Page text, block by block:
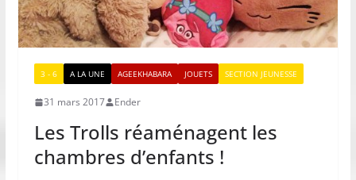
3 - 6 A LA UNE AGEEKHABARA JOUETS SECTION JEUNESSE
31 mars 2017 Ender
Les Trolls réaménagent les
chambres d’enfants !